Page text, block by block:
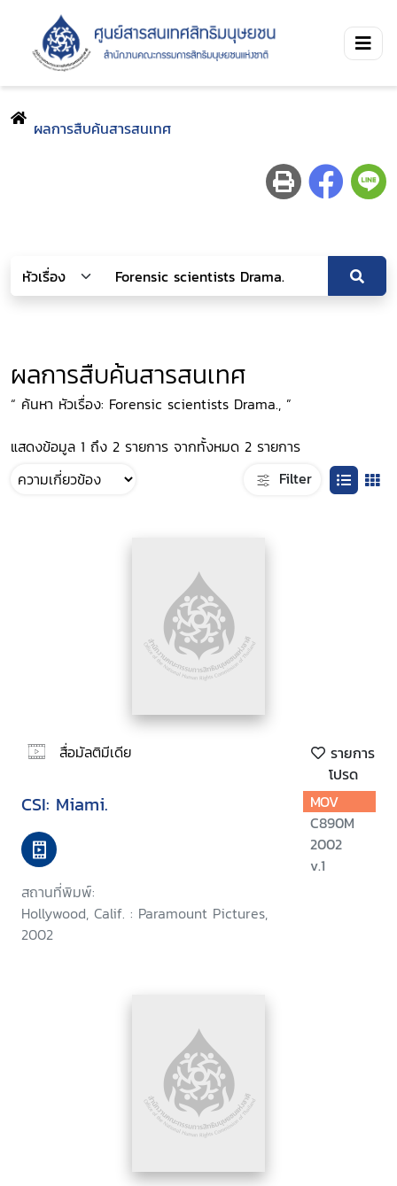
ผลการสืบค้นสารสนเทศ
ผลการสืบค้นสารสนเทศ
“ ค้นหา หัวเรื่อง: Forensic scientists Drama., ”
แสดงข้อมูล 1 ถึง 2 รายการ จากทั้งหมด 2 รายการ
Filter
สื่อมัลติมีเดีย
รายการ
โปรด
CSI: Miami.
สถานที่พิมพ์:
Hollywood, Calif. : Paramount Pictures,
2002
MOV
C890M
2002
v.1